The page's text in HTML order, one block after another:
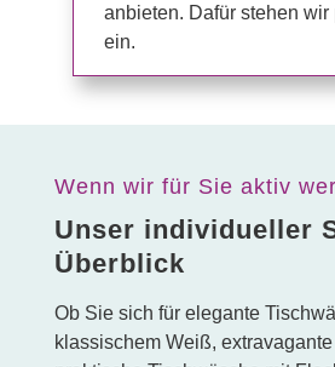
anbieten. Dafür stehen wir
ein.
Wenn wir für Sie aktiv
Unser individueller
Überblick
Ob Sie sich für elegante
klassischem Weiß,